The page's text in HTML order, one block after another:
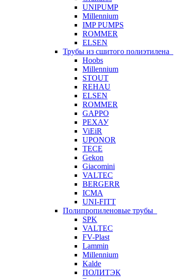
UNIPUMP
Millennium
IMP PUMPS
ROMMER
ELSEN
Трубы из сшитого полиэтилена
Hoobs
Millennium
STOUT
REHAU
ELSEN
ROMMER
GAPPO
РЕХАУ
ViEiR
UPONOR
TECE
Gekon
Giacomini
VALTEC
BERGERR
ICMA
UNI-FITT
Полипропиленовые трубы
SPK
VALTEC
FV-Plast
Lammin
Millennium
Kalde
ПОЛИТЭК